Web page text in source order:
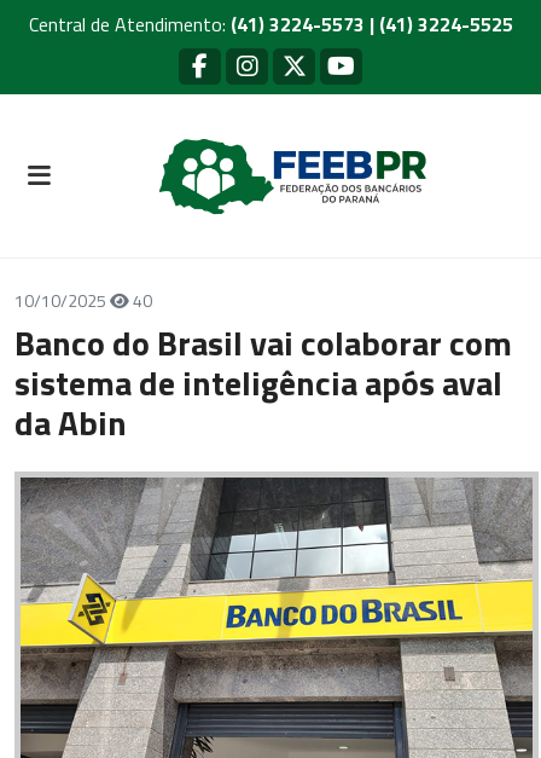
Central de Atendimento: (41) 3224-5573 | (41) 3224-5525
10/10/2025 40
Banco do Brasil vai colaborar com
sistema de inteligência após aval
da Abin